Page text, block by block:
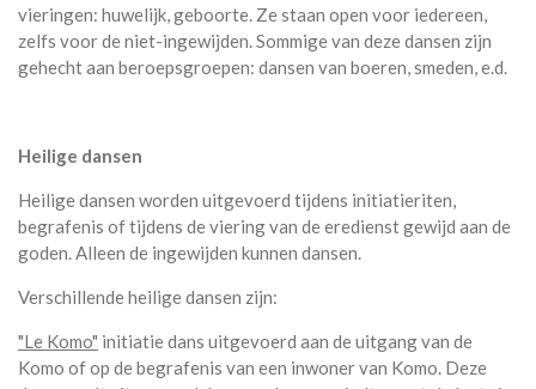
vieringen: huwelijk, geboorte. Ze staan open voor iedereen,
zelfs voor de niet-ingewijden. Sommige van deze dansen zijn
gehecht aan beroepsgroepen: dansen van boeren, smeden, e.d.
Heilige dansen
Heilige dansen worden uitgevoerd tijdens initiatieriten,
begrafenis of tijdens de viering van de eredienst gewijd aan de
goden. Alleen de ingewijden kunnen dansen.
Verschillende heilige dansen zijn:
"Le Komo" initiatie dans uitgevoerd aan de uitgang van de
Komo of op de begrafenis van een inwoner van Komo. Deze